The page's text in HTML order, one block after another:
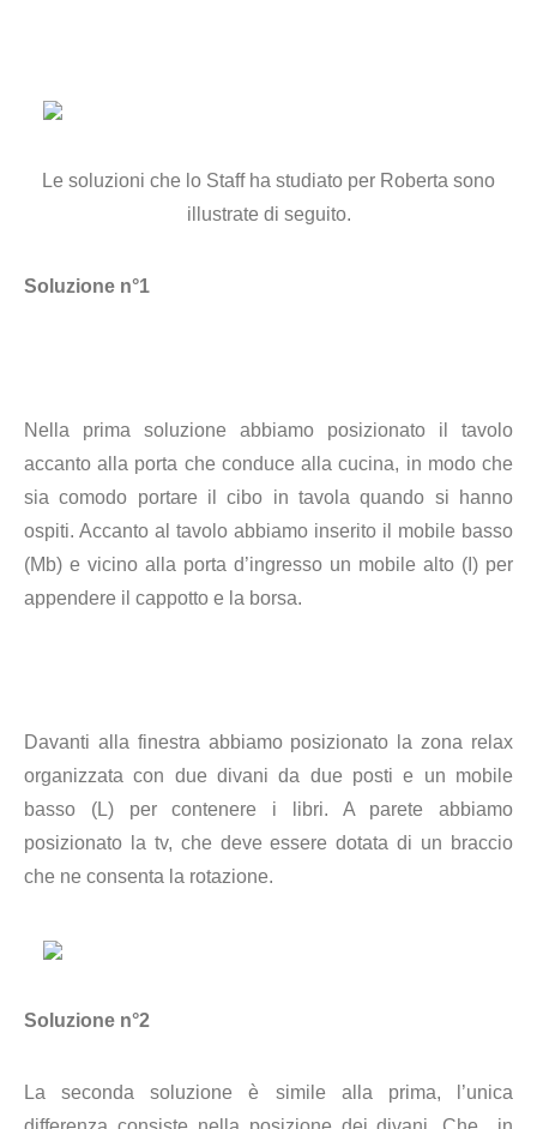
Le soluzioni che lo Staff ha studiato per Roberta sono
illustrate di seguito.
Soluzione n°1
Nella prima soluzione abbiamo posizionato il tavolo
accanto alla porta che conduce alla cucina, in modo che
sia comodo portare il cibo in tavola quando si hanno
ospiti. Accanto al tavolo abbiamo inserito il mobile basso
(Mb) e vicino alla porta d’ingresso un mobile alto (I) per
appendere il cappotto e la borsa.
Davanti alla finestra abbiamo posizionato la zona relax
organizzata con due divani da due posti e un mobile
basso (L) per contenere i libri. A parete abbiamo
posizionato la tv, che deve essere dotata di un braccio
che ne consenta la rotazione.
Soluzione n°2
La seconda soluzione è simile alla prima, l’unica